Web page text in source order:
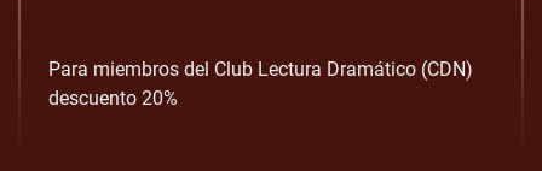
Para miembros del Club Lectura Dramático (CDN)
descuento 20%